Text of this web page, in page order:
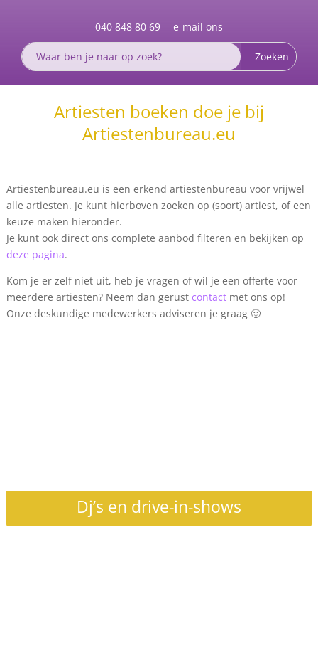
040 848 80 69 e-mail ons
Artiesten boeken doe je bij
Artiestenbureau.eu
Artiestenbureau.eu is een erkend artiestenbureau voor vrijwel
alle artiesten. Je kunt hierboven zoeken op (soort) artiest, of een
keuze maken hieronder.
Je kunt ook direct ons complete aanbod filteren en bekijken op
deze pagina.
Kom je er zelf niet uit, heb je vragen of wil je een offerte voor
meerdere artiesten? Neem dan gerust contactmet ons op!
Onze deskundige medewerkers adviseren je graag 🙂
Dj’s en drive-in-shows